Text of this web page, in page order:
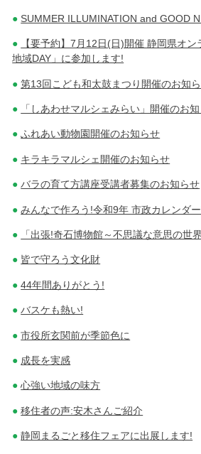
ン SUMMER ILLUMINATION and GOOD
【要予約】7月12日(日)開催 静岡県オ
地域DAY」に参加します!
第13回こども和太鼓まつり開催のお知
「しあわせマルシェみらい」開催のお
ふれあい動物園開催のお知らせ
キラキラマルシェ開催のお知らせ
バラの育て方講座受講者募集のお知らせ
みんなで作ろう!令和9年 市政カレンダ
「出張!奇石博物館～不思議な意思の世
皆で守ろう文化財
44年間ありがとう!
バスケも熱い!
市役所玄関前が季節色に
成長を実感
心強い地域の味方
移住者の声:安木さんご紹介
静岡まるごと移住フェアに出展します!